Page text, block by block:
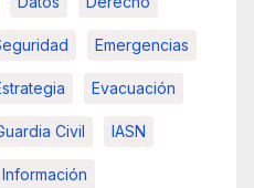
Emergencias
Evacuación
Civil IASN
Información